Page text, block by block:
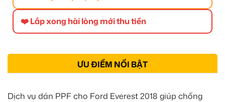
❤️ Lắp xong hài lòng mới thu tiền
ƯU ĐIỂM NỔI BẬT
Dịch vụ dán PPF cho Ford Everest 2018 giúp chống